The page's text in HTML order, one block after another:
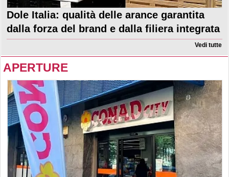
Dole Italia: qualità delle arance garantita
dalla forza del brand e dalla filiera integrata
Vedi tutte
APERTURE